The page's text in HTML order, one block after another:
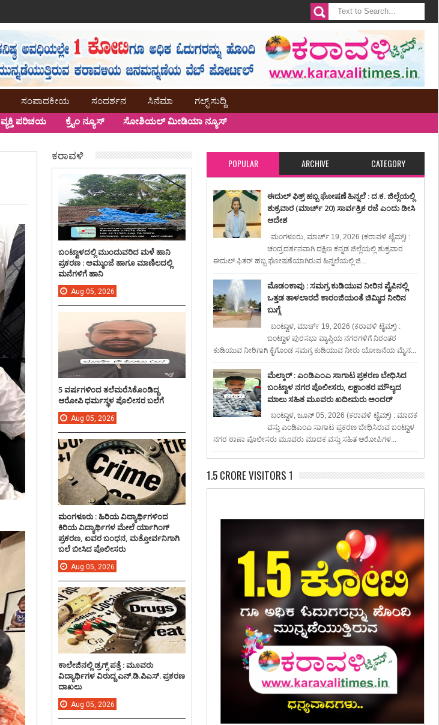
ಸಂಪಾದಕೀಯ ಸಂದರ್ಶನ ಸಿನೆಮಾ ಗಲ್ಫ್ ಸುದ್ದಿ
ವ್ಯಕ್ತಿ ಪರಿಚಯ ಕ್ರೈಂ ನ್ಯೂಸ್ ಸೋಶಿಯಲ್ ಮೀಡಿಯಾ ನ್ಯೂಸ್
POPULAR ARCHIVE CATEGORY
ಈದುಲ್ ಫಿತ್ರ್ ಹಬ್ಬ ಘೋಷಣೆ ಹಿನ್ನಲೆ : ದ.ಕ. ಜಿಲ್ಲೆಯಲ್ಲಿ
ಶುಕ್ರವಾರ (ಮಾರ್ಚ್ 20) ಸಾರ್ವತ್ರಿಕ ರಜೆ ಎಂದು ಡೀಸಿ
ಆದೇಶ
ಮಂಗಳೂರು, ಮಾರ್ಚ್ 19, 2026 (ಕರಾವಳಿ ಟೈಮ್ಸ್) :
ಚಂದ್ರದರ್ಶನವಾಗಿ ದಕ್ಷಿಣ ಕನ್ನಡ ಜಿಲ್ಲೆಯಲ್ಲಿ ಶುಕ್ರವಾರ
ಈದುಲ್ ಫಿತರ್ ಹಬ್ಬ ಘೋಷಣೆಯಾಗಿರುವ ಹಿನ್ನಲೆಯಲ್ಲಿ ಜಿ...
ಮೊಡಂಕಾಪು : ಸಮಗ್ರ ಕುಡಿಯುವ ನೀರಿನ ಪೈಪಿನಲ್ಲಿ
ಒತ್ತಡ ತಾಳಲಾರದೆ ಕಾರಂಜಿಯಂತೆ ಚಿಮ್ಮಿದ ನೀರಿನ
ಬುಗ್ಗೆ
ಬಂಟ್ವಾಳ, ಮಾರ್ಚ್ 19, 2026 (ಕರಾವಳಿ ಟೈಮ್ಸ್) :
ಬಂಟ್ವಾಳ ಪುರಸಭಾ ವ್ಯಾಪ್ತಿಯ ನಗರಗಳಿಗೆ ನಿರಂತರ
ಕುಡಿಯುವ ನೀರಿಗಾಗಿ ಕೈಗೊಂಡ ಸಮಗ್ರ ಕುಡಿಯುವ ನೀರು ಯೋಜನೆಯ ಮೈನ...
ಮೆಲ್ಕಾರ್ : ಎಂಡಿಎಂಎ ಸಾಗಾಟ ಪ್ರಕರಣ ಬೇಧಿಸಿದ
ಬಂಟ್ವಾಳ ನಗರ ಪೊಲೀಸರು, ಲಕ್ಷಾಂತರ ಮೌಲ್ಯದ
ಮಾಲು ಸಹಿತ ಮೂವರು ಖದೀಮರು ಅಂದರ್
ಬಂಟ್ವಾಳ, ಜೂನ್ 05, 2026 (ಕರಾವಳಿ ಟೈಮ್ಸ್) : ಮಾದಕ
ವಸ್ತು ಎಂಡಿಎಂಎ ಸಾಗಾಟ ಪ್ರಕರಣ ಬೇಧಿಸಿರುವ ಬಂಟ್ವಾಳ
ನಗರ ಠಾಣಾ ಪೊಲೀಸರು ಮೂವರು ಮಾದಕ ವಸ್ತು ಸಹಿತ ಆರೋಪಿಗಳ...
1.5 CRORE VISITORS 1
ಕರಾವಳಿ
ಬಂಟ್ವಾಳದಲ್ಲಿ ಮುಂದುವರಿದ ಮಳೆ ಹಾನಿ
ಪ್ರಕರಣ : ಅಮ್ಮುಂಜೆ ಹಾಗೂ ಮಾಣಿಲದಲ್ಲಿ
ಮನೆಗಳಿಗೆ ಹಾನಿ
Aug 05, 2026
5 ವರ್ಷಗಳಿಂದ ತಲೆಮರೆಸಿಕೊಂಡಿದ್ದ
ಆರೋಪಿ ಧರ್ಮಸ್ಥಳ ಪೊಲೀಸರ ಬಲೆಗೆ
Aug 05, 2026
ಮಂಗಳೂರು : ಹಿರಿಯ ವಿದ್ಯಾರ್ಥಿಗಳಿಂದ
ಕಿರಿಯ ವಿದ್ಯಾರ್ಥಿಗಳ ಮೇಲೆ ರ್ಯಾಗಿಂಗ್
ಪ್ರಕರಣ, ಐವರ ಬಂಧನ, ಮತ್ತೋರ್ವನಿಗಾಗಿ
ಬಲೆ ಬೀಸಿದ ಪೊಲೀಸರು
Aug 05, 2026
ಕಾಲೇಜಿನಲ್ಲಿ ಡ್ರಗ್ಸ್ ಪತ್ತೆ : ಮೂವರು
ವಿದ್ಯಾರ್ಥಿಗಳ ವಿರುದ್ದ ಎನ್.ಡಿ.ಪಿಎಸ್. ಪ್ರಕರಣ
ದಾಖಲು
Aug 05, 2026